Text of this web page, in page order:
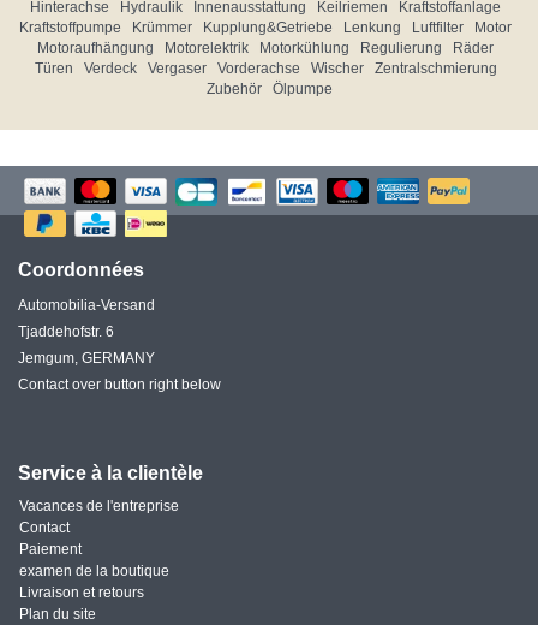
Hinterachse
Hydraulik Innenausstattung Keilriemen
Kraftstoffanlage
Kraftstoffpumpe
Krümmer Kupplung&Getriebe Lenkung Luftfilter
Motor
Motoraufhängung
Motorelektrik Motorkühlung Regulierung
Räder
Türen
Verdeck Vergaser Vorderachse Wischer
Zentralschmierung
Zubehör
Ölpumpe
Coordonnées
Automobilia-Versand
Tjaddehofstr. 6
Jemgum, GERMANY
Contact over button right below
Service à la clientèle
Vacances de l'entreprise
Contact
Paiement
examen de la boutique
Livraison et retours
Plan du site